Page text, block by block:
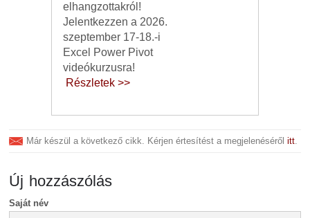
elhangzottakról!
Jelentkezzen a 2026.
szeptember 17-18.-i
Excel Power Pivot
videókurzusra!
Részletek >>
Már készül a következő cikk. Kérjen értesítést a megjelenésérőlitt.
Új hozzászólás
Saját név